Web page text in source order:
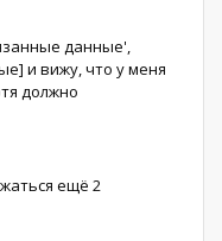
данные',
и вижу, что у меня
должно
ещё 2